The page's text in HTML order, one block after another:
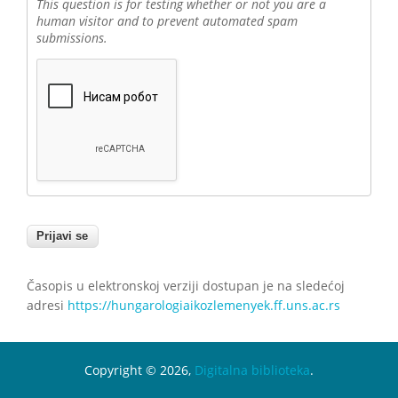
This question is for testing whether or not you are a
human visitor and to prevent automated spam
submissions.
Časopis u elektronskoj verziji dostupan je na sledećoj
adresi https://hungarologiaikozlemenyek.ff.uns.ac.rs
Copyright © 2026, Digitalna biblioteka.